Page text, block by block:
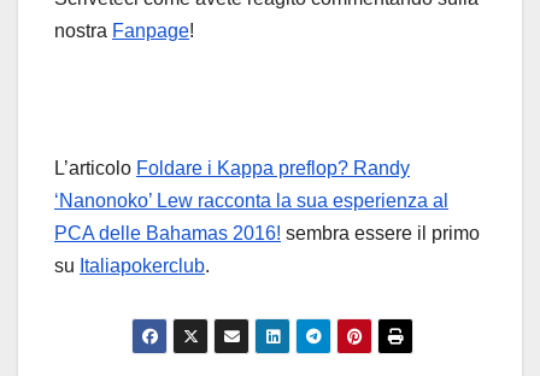
nostra Fanpage!
L’articolo Foldare i Kappa preflop? Randy
‘Nanonoko’ Lew racconta la sua esperienza al
PCA delle Bahamas 2016! sembra essere il primo
su Italiapokerclub.